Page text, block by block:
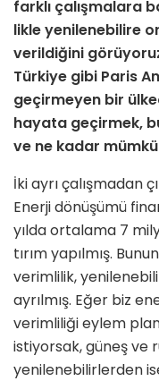
farklı çalışma­lara
likle yenilenebilire
verildiğini
Türkiye gibi Paris
geçirmeyen bir
hayata geçirmek,
ve ne kadar
İki ayrı çalışmadan
Enerji dönüşümü
yılda ortala­ma 7
tırım yapılmış.
verimlilik,
ayrılmış. Eğer biz
ve­rimliliği eylem
istiyorsak, güneş ve
yenilenebilirlerden